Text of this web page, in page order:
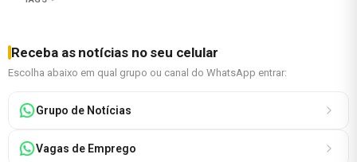
Receba as notícias no seu celular
Escolha abaixo em qual grupo ou canal do WhatsApp entrar:
Grupo de Notícias
Vagas de Emprego